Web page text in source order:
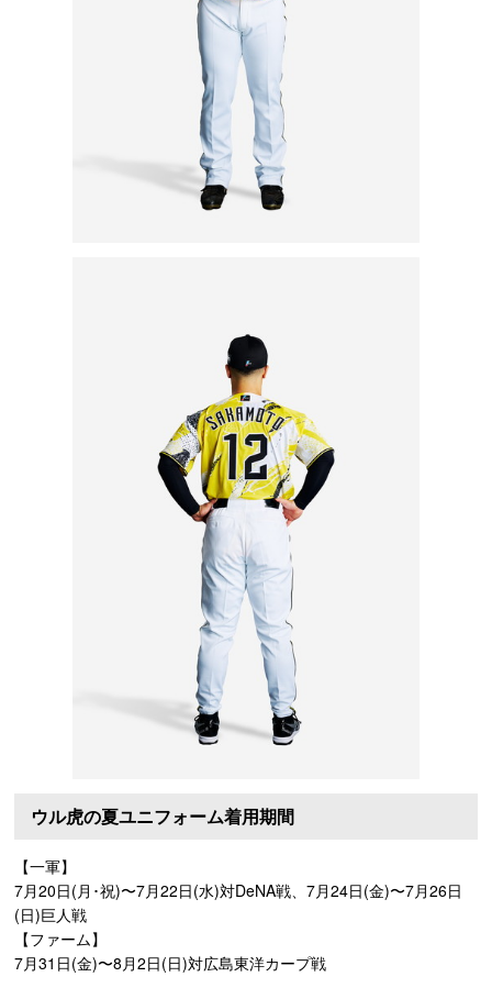
ウル虎の夏ユニフォーム着用期間
【一軍】
7月20日(月･祝)〜7月22日(水)対DeNA戦、7月24日(金)〜7月26日
(日)巨人戦
【ファーム】
7月31日(金)〜8月2日(日)対広島東洋カープ戦